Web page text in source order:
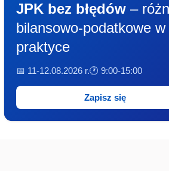
JPK bez błędów –
bilansowo-podatkowe w
praktyce
📅 11-12.08.2026 r.🕐 9:00-15:00
Zapisz się